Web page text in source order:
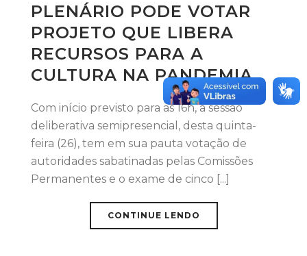
PLENÁRIO PODE VOTAR
PROJETO QUE LIBERA
RECURSOS PARA A
CULTURA NA PANDEMIA
Com início previsto para as 16h, a sessão
deliberativa semipresencial, desta quinta-
feira (26), tem em sua pauta votação de
autoridades sabatinadas pelas Comissões
Permanentes e o exame de cinco [...]
CONTINUE LENDO